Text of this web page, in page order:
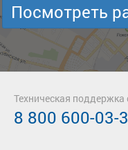
Посмотреть
Техническая поддержка
8 800 600-03-